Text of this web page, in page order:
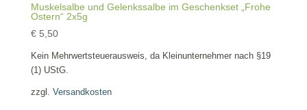
Muskelsalbe und Gelenkssalbe im Geschenkset „Frohe
Ostern“ 2x5g
€5,50
Kein Mehrwertsteuerausweis, da Kleinunternehmer nach §19
(1) UStG.
zzgl. Versandkosten